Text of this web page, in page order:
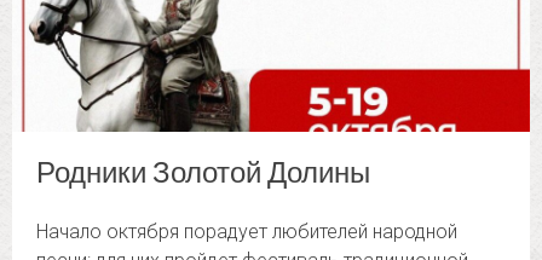
Родники Золотой Долины
Начало октября порадует любителей народной